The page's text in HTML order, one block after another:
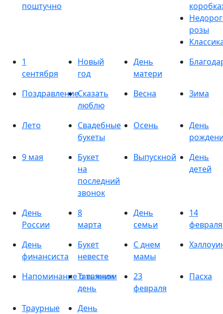
поштучно
розы
1
сентября
Новый
год
День
матери
ПоздравлениеСказать
люблю
Весна Зима
Лето
Свадебные
букеты
Осень
День
9 мая
Букет
на
последний
звонок
Выпускной
День
детей
День
России
8
марта
День
семьи
14
февраля
День
финансиста
Букет
невесте
С днем
мамы
Напоминание о важном
Татьянин
день
23
февраля
Пасха
Траурные
День